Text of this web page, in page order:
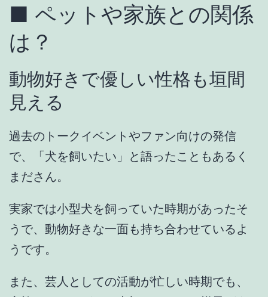
■ ペットや家族との関係
は？
動物好きで優しい性格も垣間
見える
過去のトークイベントやファン向けの発信
で、
「犬を飼いたい」
と語ったこともあるく
まださん。
実家では小型犬を飼っていた時期があったそ
うで、 動物好きな一面も持ち合わせているよ
うです。
また、芸人としての活動が忙しい時期でも、